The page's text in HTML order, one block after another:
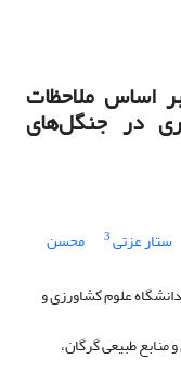
اساس ملاحظات
در جنگل‌های
ستار عزتی3 محسن
علوم کشاورزی و
منابع طبیعی گرگان،